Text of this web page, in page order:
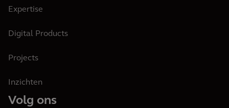
Expertise
Digital Products
Projects
Inzichten
Volg ons